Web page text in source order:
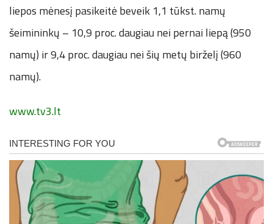
liepos mėnesį pasikeitė beveik 1,1 tūkst. namų
šeimininkų – 10,9 proc. daugiau nei pernai liepą (950
namų) ir 9,4 proc. daugiau nei šių metų birželį (960
namų).
www.tv3.lt